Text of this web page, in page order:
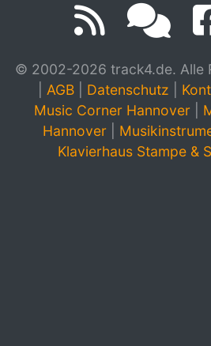
© 2002-2026 track4.de. Alle
AGB Datenschutz
Music Corner Hannover
Hannover
Klavierhaus Stampe &